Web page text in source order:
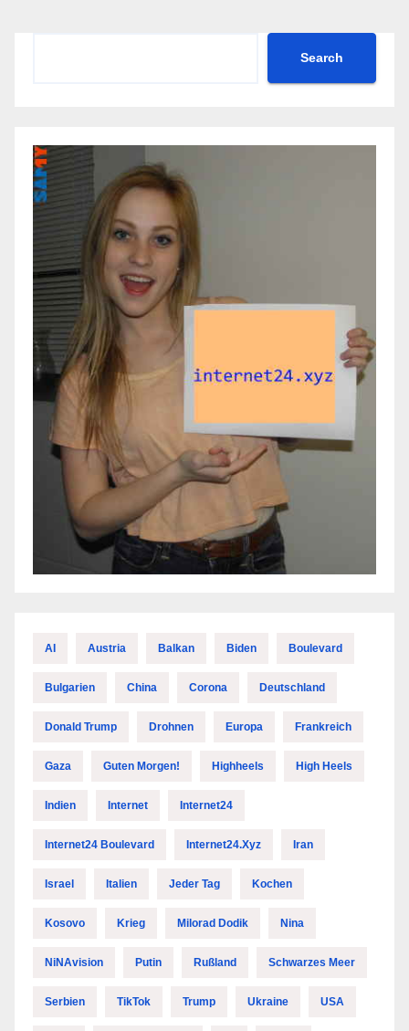
Search
AI Austria Balkan Biden Boulevard
Bulgarien China Corona Deutschland
Donald Trump Drohnen Europa Frankreich
Gaza Guten Morgen! Highheels High Heels
Indien Internet Internet24
Internet24 Boulevard Internet24.xyz Iran
Israel Italien Jeder Tag Kochen
Kosovo Krieg Milorad Dodik Nina
NiNAvision Putin Rußland Schwarzes Meer
Serbien TikTok Trump Ukraine USA